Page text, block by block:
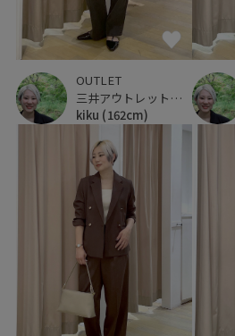
OUTLET
三井アウトレットパーク 仙台港
kiku (162cm)